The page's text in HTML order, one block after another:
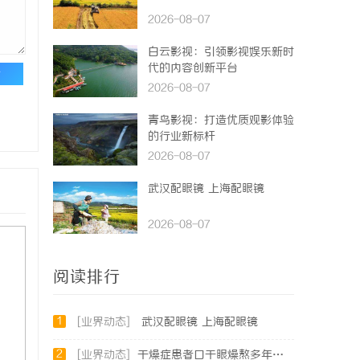
2026-08-07
白云影视：引领影视娱乐新时
代的内容创新平台
2026-08-07
青鸟影视：打造优质观影体验
的行业新标杆
2026-08-07
武汉配眼镜 上海配眼镜
2026-08-07
阅读排行
1 [业界动态] 武汉配眼镜 上海配眼镜
2 [业界动态] 干燥症患者口干眼燥熬多年，一个周期缓过来？老中医：一张辨证方对症，身体找回津液